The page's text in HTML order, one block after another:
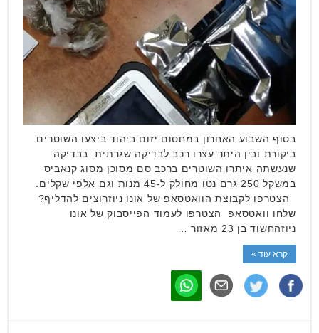
בסוף השבוע האחרון במחסום יזום ביהוד ביצעו השוטרים
ביקורת ובין היתר עצרו רכב לבדיקה שגרתית. בבדיקה
שנעשתה איתרו השוטרים ברכב סם מסוכן מסוג קנאביס
במשקל 250 גרם נטו מחולק ל-45 מנות וגם אלפי שקלים.
הצטרפו לקבוצת הוואטסאפ של אונו ניוזרוצים להדליף?
שלחו וואטסאפ הצטרפו לעמוד הפייסבוק של אונו
ניוזהחשוד בן 23 מאזור …
קרא עוד »